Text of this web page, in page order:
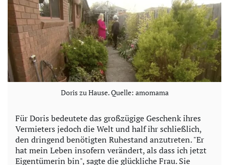
Doris zu Hause. Quelle: amomama
Für Doris bedeutete das großzügige Geschenk ihres
Vermieters jedoch die Welt und half ihr schließlich,
den dringend benötigten Ruhestand anzutreten. "Er
hat mein Leben insofern verändert, als dass ich jetzt
Eigentümerin bin", sagte die glückliche Frau. Sie